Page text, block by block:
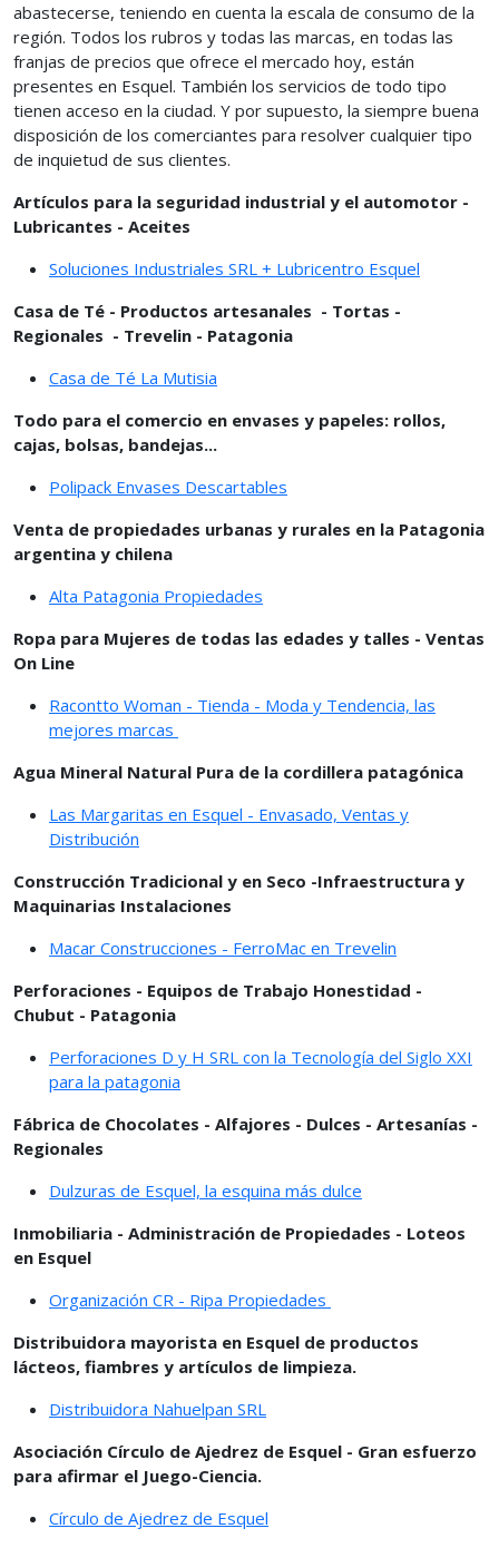
abastecerse, teniendo en cuenta la escala de consumo de la
región. Todos los rubros y todas las marcas, en todas las
franjas de precios que ofrece el mercado hoy, están
presentes en Esquel. También los servicios de todo tipo
tienen acceso en la ciudad. Y por supuesto, la siempre buena
disposición de los comerciantes para resolver cualquier tipo
de inquietud de sus clientes.
Artículos para la seguridad industrial y el automotor -
Lubricantes - Aceites
Soluciones Industriales SRL + Lubricentro Esquel
Casa de Té - Productos artesanales - Tortas -
Regionales - Trevelin - Patagonia
Casa de Té La Mutisia
Todo para el comercio en envases y papeles: rollos,
cajas, bolsas, bandejas...
Polipack Envases Descartables
Venta de propiedades urbanas y rurales en la Patagonia
argentina y chilena
Alta Patagonia Propiedades
Ropa para Mujeres de todas las edades y talles - Ventas
On Line
Racontto Woman - Tienda - Moda y Tendencia, las
mejores marcas
Agua Mineral Natural Pura de la cordillera patagónica
Las Margaritas en Esquel - Envasado, Ventas y
Distribución
Construcción Tradicional y en Seco -Infraestructura y
Maquinarias Instalaciones
Macar Construcciones - FerroMac en Trevelin
Perforaciones - Equipos de Trabajo Honestidad -
Chubut - Patagonia
Perforaciones D y H SRL con la Tecnología del Siglo XXI
para la patagonia
Fábrica de Chocolates - Alfajores - Dulces - Artesanías -
Regionales
Dulzuras de Esquel, la esquina más dulce
Inmobiliaria - Administración de Propiedades - Loteos
en Esquel
Organización CR - Ripa Propiedades
Distribuidora mayorista en Esquel de productos
lácteos, fiambres y artículos de limpieza.
Distribuidora Nahuelpan SRL
Asociación Círculo de Ajedrez de Esquel - Gran esfuerzo
para afirmar el Juego-Ciencia.
Círculo de Ajedrez de Esquel